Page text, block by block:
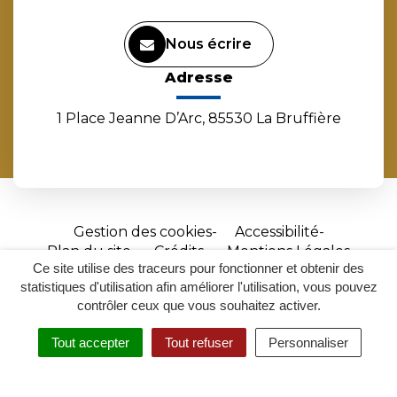
Ce site utilise des traceurs pour fonctionner et obtenir des
statistiques d'utilisation afin améliorer l'utilisation, vous pouvez
contrôler ceux que vous souhaitez activer.
Tout accepter Tout refuser Personnaliser
RECHERCHER
ACCESSIBILITÉ
Nous écrire
Adresse
1 Place Jeanne D’Arc, 85530 La Bruffière
Gestion des cookies
Accessibilité
Plan du site
Crédits
Mentions Légales
Site
réalisé
par
Inovagora